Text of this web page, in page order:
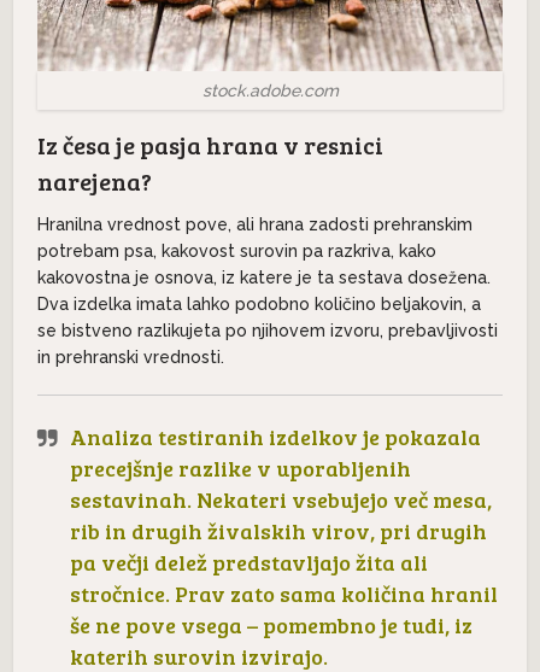
stock.adobe.com
Iz česa je pasja hrana v resnici
narejena?
Hranilna vrednost pove, ali hrana zadosti prehranskim
potrebam psa, kakovost surovin pa razkriva, kako
kakovostna je osnova, iz katere je ta sestava dosežena.
Dva izdelka imata lahko podobno količino beljakovin, a
se bistveno razlikujeta po njihovem izvoru, prebavljivosti
in prehranski vrednosti.
Analiza testiranih izdelkov je pokazala
precejšnje razlike v uporabljenih
sestavinah. Nekateri vsebujejo več mesa,
rib in drugih živalskih virov, pri drugih
pa večji delež predstavljajo žita ali
stročnice. Prav zato sama količina hranil
še ne pove vsega – pomembno je tudi, iz
katerih surovin izvirajo.